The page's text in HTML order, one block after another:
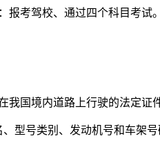
报考驾校、通过四个科目考试
我国境内道路上行驶的法定
型号类别、发动机号和车架